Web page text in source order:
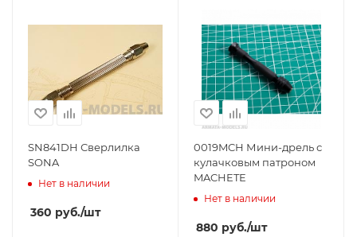
SN841DH Сверлилка
SONA
Нет в наличии
360 руб./шт
0019MCH Мини-дрель с
кулачковым патроном
MACHETE
Нет в наличии
880 руб./шт